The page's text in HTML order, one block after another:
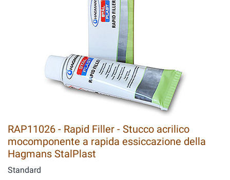
RAP11026 - Rapid Filler - Stucco acrilico
mocomponente a rapida essiccazione della
Hagmans StalPlast
Standard